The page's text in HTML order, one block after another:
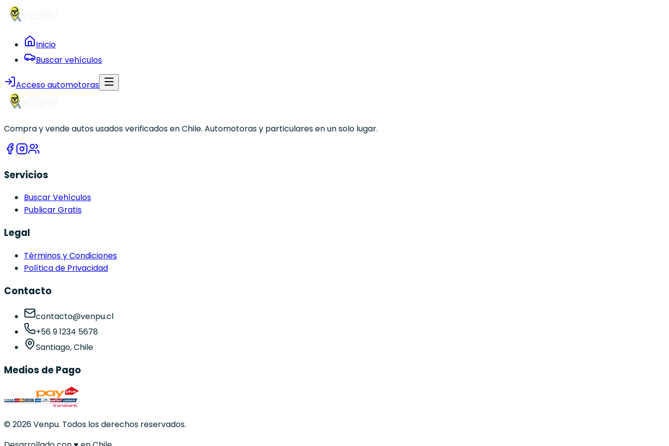
Inicio
Buscar vehículos
Acceso automotoras
Compra y vende autos usados verificados en Chile. Automotoras y particulares en un solo lugar.
Servicios
Buscar Vehículos
Publicar Gratis
Legal
Términos y Condiciones
Política de Privacidad
Contacto
contacto@venpu.cl
+56 9 1234 5678
Santiago, Chile
Medios de Pago
©2026Venpu. Todos los derechos reservados.